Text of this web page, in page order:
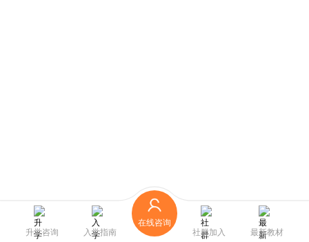
升学咨询 入学指南
在线咨询
社群加入
最新教材